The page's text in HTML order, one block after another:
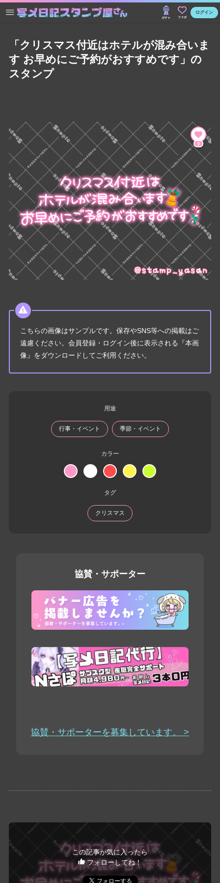
ガチャ ファボ
ログイン
「クリスマス付近はホテルが混み合いま
す お早めにご予約がおすすめです」の
スタンプ
0
こちらの画像はサンプルです。保存やSNS等への掲載はご
遠慮ください。会員登録・ログイン後に表示される『本画
像』をダウンロードしてご利用ください。
用途
行事・イベント 季節・イベント
カラー
タグ
クリスマス
協賛・サポーター
協賛・サポーターを募集しています。 >
この記事が気に入ったら
フォローしてね！